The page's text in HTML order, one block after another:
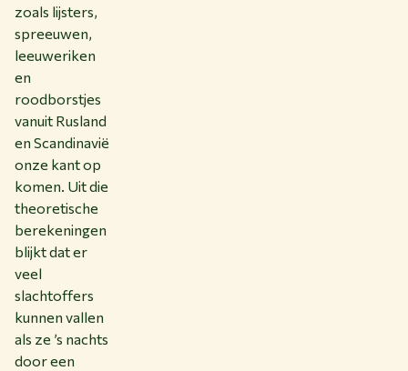
zoals lijsters,
spreeuwen,
leeuweriken
en
roodborstjes
vanuit Rusland
en Scandinavië
onze kant op
komen. Uit die
theoretische
berekeningen
blijkt dat er
veel
slachtoffers
kunnen vallen
als ze ’s nachts
door een